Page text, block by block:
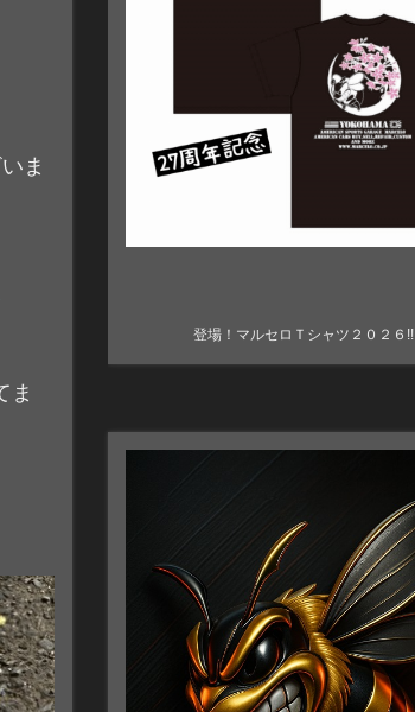
ま
登場！マルセロＴシャツ２０２６!!